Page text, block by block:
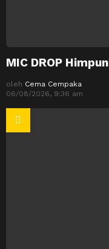
MIC DROP
oleh Cema Cempaka
06/08/2026, 9:36 am